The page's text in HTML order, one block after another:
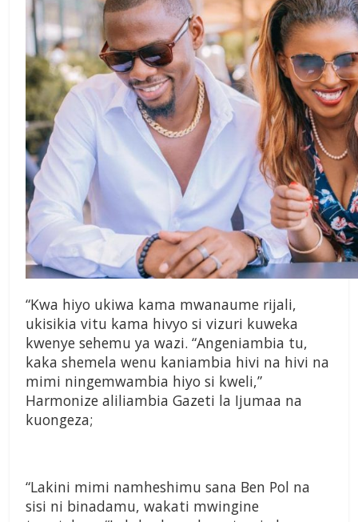
“Kwa hiyo ukiwa kama mwanaume rijali,
ukisikia vitu kama hivyo si vizuri kuweka
kwenye sehemu ya wazi. “Angeniambia tu,
kaka shemela wenu kaniambia hivi na hivi na
mimi ningemwambia hiyo si kweli,”
Harmonize aliliambia Gazeti la Ijumaa na
kuongeza;
“Lakini mimi namheshimu sana Ben Pol na
sisi ni binadamu, wakati mwingine